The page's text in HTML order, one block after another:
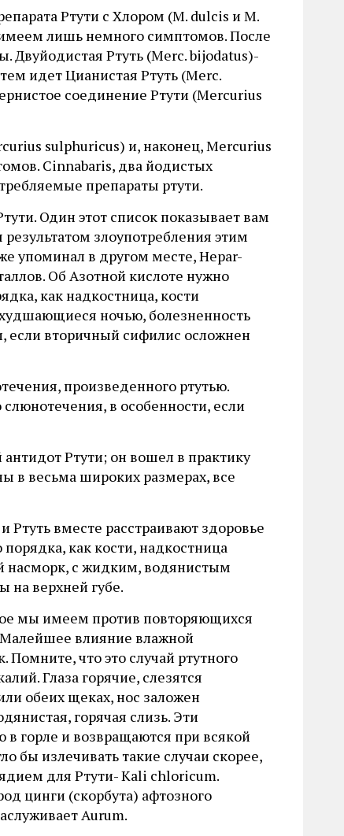
Ртути с Хлором (М. dulcis и М.
лишь немного симптомов. После
Двуйодистая Ртуть (Merc. bijodatus)-
идет Цианистая Ртуть (Merc.
соединение Ртути (Mercurius
sulphuricus) и, наконец, Mercurius
Cinnabaris, два йодистых
препараты ртути.
Один этот список показывает вам
злоупотребления этим
упоминал в другом месте, Hepar-
Об Азотной кислоте нужно
как надкостница, кости
ночью, болезненность
если вторичный сифилис осложнен
произведенного ртутью.
в особенности, если
Ртути; он вошел в практику
в весьма широких размерах, все
Ртуть вместе расстраивают здоровье
как кости, надкостница
насморк, с жидким, водянистым
верхней губе.
мы имеем против повторяющихся
Малейшее влияние влажной
что это случай ртутного
Глаза горячие, слезятся
обеих щеках, нос заложен
горячая слизь. Эти
горле и возвращаются при всякой
бы излечивать такие случаи скорее,
для Ртути- Kali chloricum.
цинги (скорбута) афтозного
Aurum.